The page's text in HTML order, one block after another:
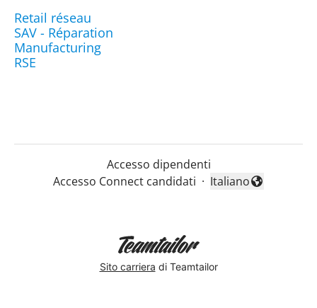
Retail réseau
SAV - Réparation
Manufacturing
RSE
Accesso dipendenti
Accesso Connect candidati · Cambia lingua
Italiano
Sito carriera di Teamtailor